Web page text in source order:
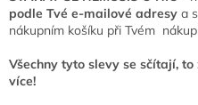
podle Tvé e-mailové adresy a
nákupním košíku při Tvém
Všechny tyto slevy se sčítají,
více!